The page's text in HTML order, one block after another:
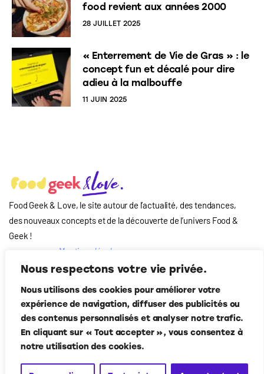
Nous respectons votre vie privée.
Nous utilisons des cookies pour améliorer votre
expérience de navigation, diffuser des publicités ou
des contenus personnalisés et analyser notre trafic.
En cliquant sur « Tout accepter », vous consentez à
notre utilisation des cookies.
food revient aux années 2000
28 JUILLET 2025
« Enterrement de Vie de Gras » : le
concept fun et décalé pour dire
adieu à la malbouffe
11 JUIN 2025
Food Geek & Love, le site autour de l’actualité, des tendances,
des nouveaux concepts et de la découverte de l’univers Food&
Geek !
Mentions légales
Qui-sommes nous
Contact
Suivez-nous